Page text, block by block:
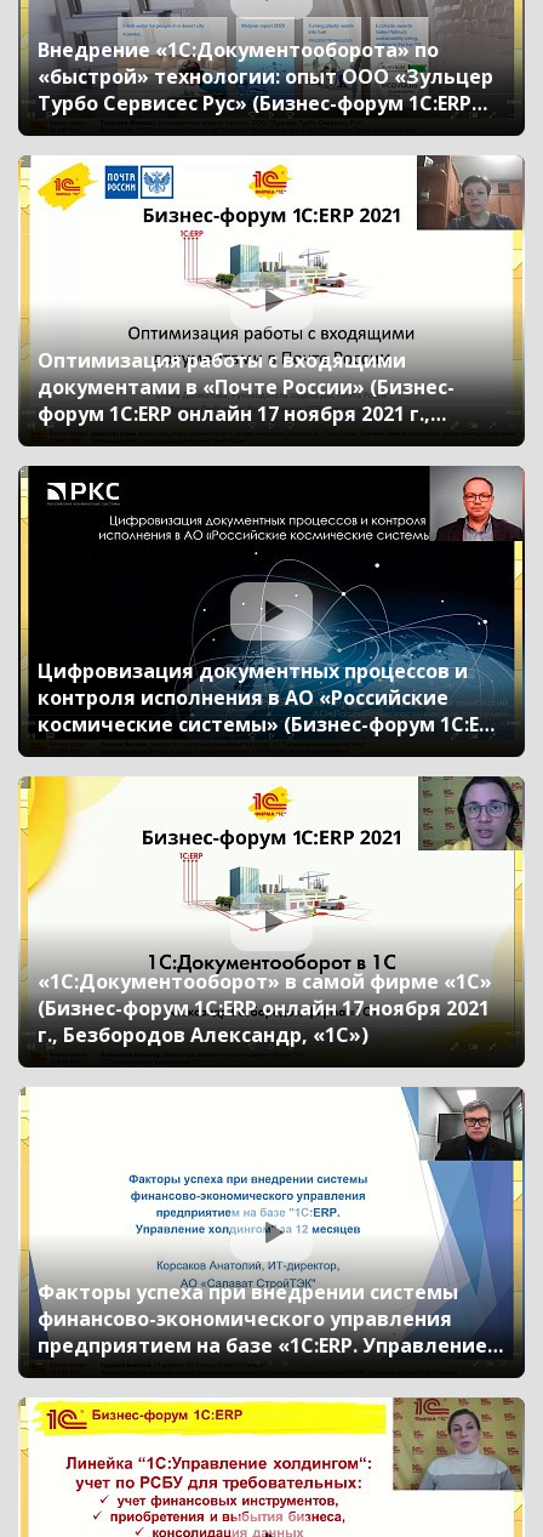
Внедрение «1С:Документооборота» по
«быстрой» технологии: опыт ООО «Зульцер
Турбо Сервисес Рус» (Бизнес-форум 1С:ERP
онлайн 17 ноября 2021 г., Токушев Ильшат,
ООО «Зульцер Турбо Сервисес Рус»)
Оптимизация работы с входящими
документами в «Почте России» (Бизнес-
форум 1С:ERP онлайн 17 ноября 2021 г.,
Долматова Елена, АО «Почта России»,
Любченко Марина, «1С»)
Цифровизация документных процессов и
контроля исполнения в АО «Российские
космические системы» (Бизнес-форум 1С:ERP
онлайн 17 ноября 2021 г., Лысенко Дмитрий,
АО «Российские космические системы»)
«1С:Документооборот» в самой фирме «1С»
(Бизнес-форум 1С:ERP онлайн 17 ноября 2021
г., Безбородов Александр, «1С»)
Факторы успеха при внедрении системы
финансово-экономического управления
предприятием на базе «1С:ERP. Управление
холдингом» за 12 месяцев (Бизнес-форум
1С:ERP онлайн 17 ноября 2021 г., Корсаков
Анатолий, АО «СтройТЭК Салават»)